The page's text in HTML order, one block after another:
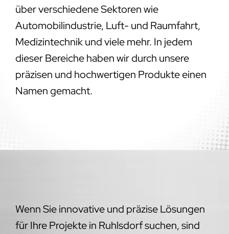
über verschiedene Sektoren wie
Automobilindustrie, Luft- und Raumfahrt,
Medizintechnik und viele mehr. In jedem
dieser Bereiche haben wir durch unsere
präzisen und hochwertigen Produkte einen
Namen gemacht.
Wenn Sie innovative und präzise Lösungen
für Ihre Projekte in Ruhlsdorf suchen, sind